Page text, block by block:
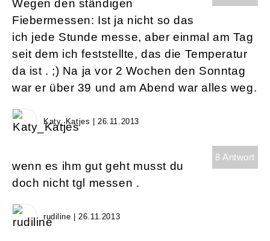
Wegen den ständigen
Fiebermessen: Ist ja nicht so das
ich jede Stunde messe, aber einmal am Tag
seit dem ich feststellte, das die Temperatur
da ist . ;) Na ja vor 2 Wochen den Sonntag
war er über 39 und am Abend war alles weg.
Katy_Katjes | 26.11.2013
8 Antwort
wenn es ihm gut geht musst du
doch nicht tgl messen .
rudiline | 26.11.2013